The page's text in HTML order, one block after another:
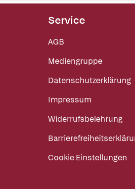
Service
AGB
Mediengruppe
Datenschutzerklärung
Impressum
Widerrufsbelehrung
Cookie Einstellungen